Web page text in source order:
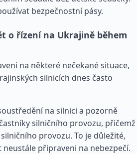
bezpečnostní pásy.
o řízení na Ukrajině během
na některé nečekané situace,
silnicích dnes často
na silnici a pozorně
silničního provozu, přičemž
provozu. To je důležité,
připraveni na nebezpečí.